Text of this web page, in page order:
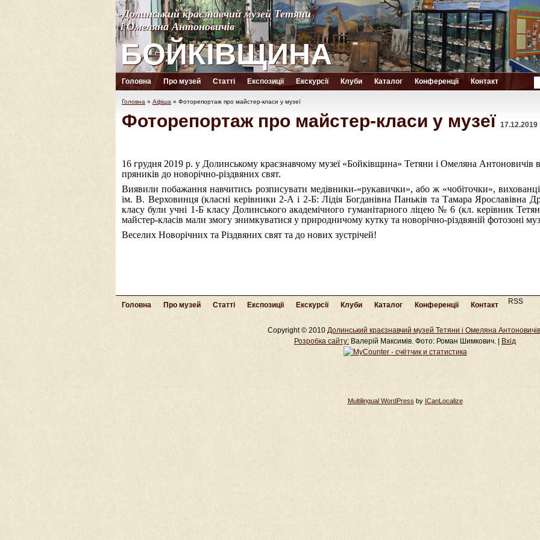
Долинський краєзнавчий музей Тетяни
і Омеляна Антоновичів
БОЙКІВЩИНА
Долинський краєзнавчий музей Тетяни
і Омеляна Антоновичів
БОЙКІВЩИНА
Головна Про музей Статті Експозиції Екскурсії Клуби Каталог Конференції Контакт
Головна » Афіша » Фоторепортаж про майстер-класи у музеї
Фоторепортаж про майстер-класи у музеї 17.12.2019
16 грудня 2019 р. у Долинському краєзнавчому музеї «Бойківщина» Тетяни і Омеляна Антоновичів
пряників до новорічно-різдвяних свят.
Виявили побажання навчитись розписувати медівники-«рукавички», або ж «чобіточки»,
ім. В. Верховинця (класні керівники 2-А і 2-Б: Лідія Богданівна Паньків та Тамара Ярославівна
класу були учні 1-Б класу Долинського академічного гуманітарного ліцею № 6 (кл. керівник
майстер-класів мали змогу знимкуватися у природничому кутку та новорічно-різдвяній фотозоні
Веселих Новорічних та Різдвяних свят та до нових зустрічей!
Головна Про музей Статті Експозиції Екскурсії Клуби Каталог Конференції Контакт RSS
Copyright © 2010 Долинський краєзнавчий музей Тетяни і Омеляна Антоновичів
Розробка cайту: Валерій Максимів. Фото: Роман Шимкович. | Вхід
Multilingual WordPress by ICanLocalize